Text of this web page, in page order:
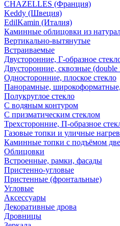
CHAZELLES (Франция)
Keddy (Швеция)
EdilKamin (Италия)
Каминные облицовки из
Вертикально-вытянутые
Встраиваемые
Двусторонние, Г-образное
Двусторонние, сквозные
Односторонние, плоское стекло
Панорамные,
Полукруглое стекло
С водяным контуром
С призматическим стеклом
Трехсторонние, П-образное
Газовые топки и уличные
Каминные топки с подъёмом
Облицовки
Встроенные, рамки, фасады
Пристенно-угловые
Пристенные (фронтальные)
Угловые
Аксессуары
Декоративные дрова
Дровницы